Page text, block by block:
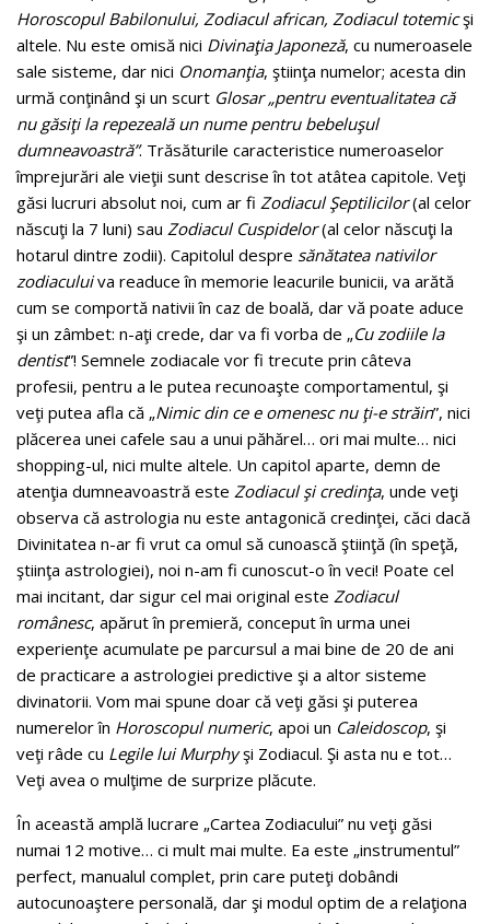
Horoscopul Babilonului, Zodiacul african, Zodiacul totemicşi
altele. Nu este omisă nici Divinaţia Japoneză, cu numeroasele
sale sisteme, dar nici Onomanţia, ştiinţa numelor; acesta din
urmă conţinând şi un scurt Glosar „pentru eventualitatea că
nu găsiţi la repezeală un nume pentru bebeluşul
dumneavoastră”. Trăsăturile caracteristice numeroaselor
împrejurări ale vieţii sunt descrise în tot atâtea capitole. Veţi
găsi lucruri absolut noi, cum ar fi Zodiacul Şeptilicilor(al celor
născuţi la 7 luni) sau Zodiacul Cuspidelor(al celor născuţi la
hotarul dintre zodii). Capitolul despre sănătatea nativilor
zodiaculuiva readuce în memorie leacurile bunicii, va arătă
cum se comportă nativii în caz de boală, dar vă poate aduce
şi un zâmbet: n-aţi crede, dar va fi vorba de „Cu zodiile la
dentist”! Semnele zodiacale vor fi trecute prin câteva
profesii, pentru a le putea recunoaşte comportamentul, şi
veţi putea afla că „Nimic din ce e omenesc nu ţi-e străin”, nici
plăcerea unei cafele sau a unui păhărel… ori mai multe… nici
shopping-ul, nici multe altele. Un capitol aparte, demn de
atenţia dumneavoastră este Zodiacul şi credinţa, unde veţi
observa că astrologia nu este antagonică credinţei, căci dacă
Divinitatea n-ar fi vrut ca omul să cunoască ştiinţă (în speţă,
ştiinţa astrologiei), noi n-am fi cunoscut-o în veci! Poate cel
mai incitant, dar sigur cel mai original este Zodiacul
românesc, apărut în premieră, conceput în urma unei
experienţe acumulate pe parcursul a mai bine de 20 de ani
de practicare a astrologiei predictive şi a altor sisteme
divinatorii. Vom mai spune doar că veţi găsi şi puterea
numerelor în Horoscopul numeric, apoi un Caleidoscop, şi
veţi râde cu Legile lui Murphyşi Zodiacul. Şi asta nu e tot…
Veţi avea o mulţime de surprize plăcute.
În această amplă lucrare „Cartea Zodiacului” nu veţi găsi
numai 12 motive… ci mult mai multe. Ea este „instrumentul”
perfect, manualul complet, prin care puteţi dobândi
autocunoaştere personală, dar şi modul optim de a relaţiona